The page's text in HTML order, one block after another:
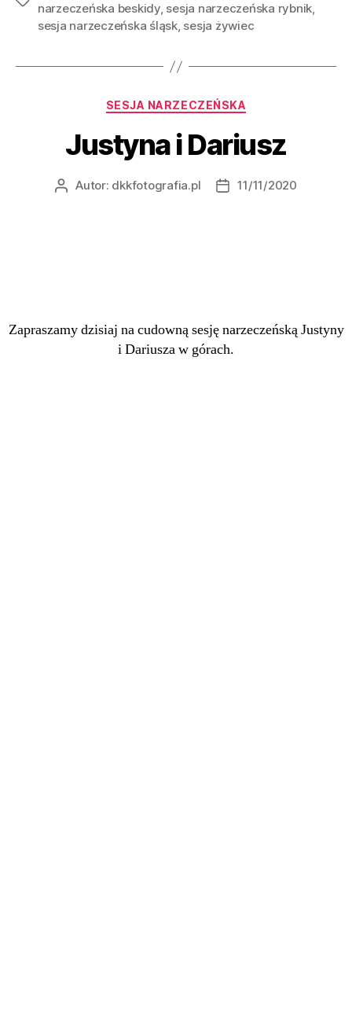
narzeczeńska beskidy, sesja narzeczeńska rybnik,
sesja narzeczeńska śląsk, sesja żywiec
SESJA NARZECZEŃSKA
Justyna i Dariusz
Autor: dkkfotografia.pl 11/11/2020
Zapraszamy dzisiaj na cudowną sesję narzeczeńską Justyny
i Dariusza w górach.